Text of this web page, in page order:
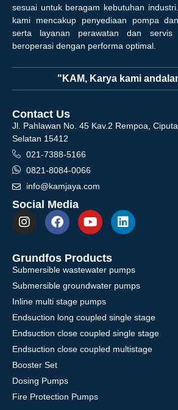
sesuai untuk beragam kebutuhan
kami mencakup penyediaan pompa
serta layanan perawatan dan
beroperasi dengan performa optimal.
"KAM, Karya kami
Contact Us
Jl. Pahlawan No. 45 Kav.2 Rempoa,
Selatan 15412
021-7388-5166
0821-8084-0066
info@kamjaya.com
Social Media
Grundfos Products
Submersible wastewater pumps
Submersible groundwater pumps
Inline multi stage pumps
Endsuction long coupled single stage
Endsuction close coupled single stage
Endsuction close coupled multistage
Booster Set
Dosing Pumps
Fire Protection Pumps